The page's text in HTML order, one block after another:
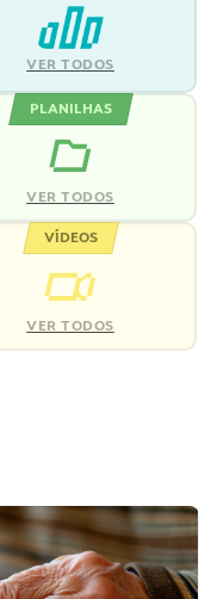
VER TODOS
PLANILHAS
VER TODOS
VÍDEOS
VER TODOS